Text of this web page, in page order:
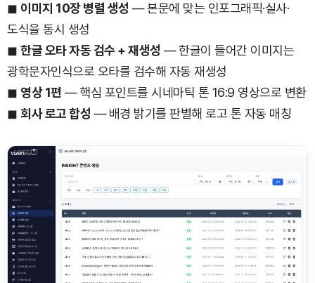
◼ 이미지 10장 병렬 생성 — 본문에 맞는 인포그래픽·실사·
도식을 동시 생성
◼ 한글 오타 자동 검수 + 재생성 — 한글이 들어간 이미지는
광학문자인식으로 오타를 검수해 자동 재생성
◼ 영상 1편 — 핵심 포인트를 시네마틱 톤 16:9 영상으로 변환
◼ 회사 로고 합성 — 배경 밝기를 판별해 로고 톤 자동 매칭